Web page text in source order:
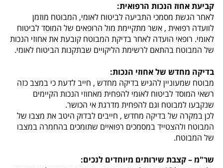
קביעת אחוז הנכות הרפואית:
לאחר הגשת מסמכי התביעה לביטוח לאומי, המבוטח מוזמן
לוועדה רפואית , אשר מתקיימת מול הרופאים של המוסד לביטוח
לאומי. רופאי הועדה לאחר בדיקת המבוטח קובעת את אחוזי הנכות
של המבוטח בהתאם לרשימת הליקויים שבתקנות הביטוח לאומי.
בדיקה מחדש של אחוזי הנכות:
מבוטח שמעוניין להגיש בדיקה מחדש , חייב לדעת כי במצב כזה
רשאי המוסד לביטוח לאומי להפחית מאחוזי הנכות הקיימים
שנקבעו למבוטח וגם להפחית מדרגת אי הכושר.
לכן במקרה של בדיקה מחדש , חייבים לבדוק היטב את מצבו של
המבוטח ולהצטייד במסמכים רפואיים שתומכים בהחמרה במצבו
של המבוטח.
שר"מ – קצבת שירותים מיוחדים לנכים: